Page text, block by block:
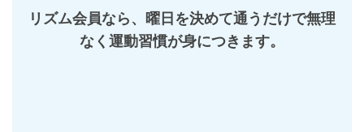
リズム会員なら、曜日を決めて通うだけで無理
なく運動習慣が身につきます。